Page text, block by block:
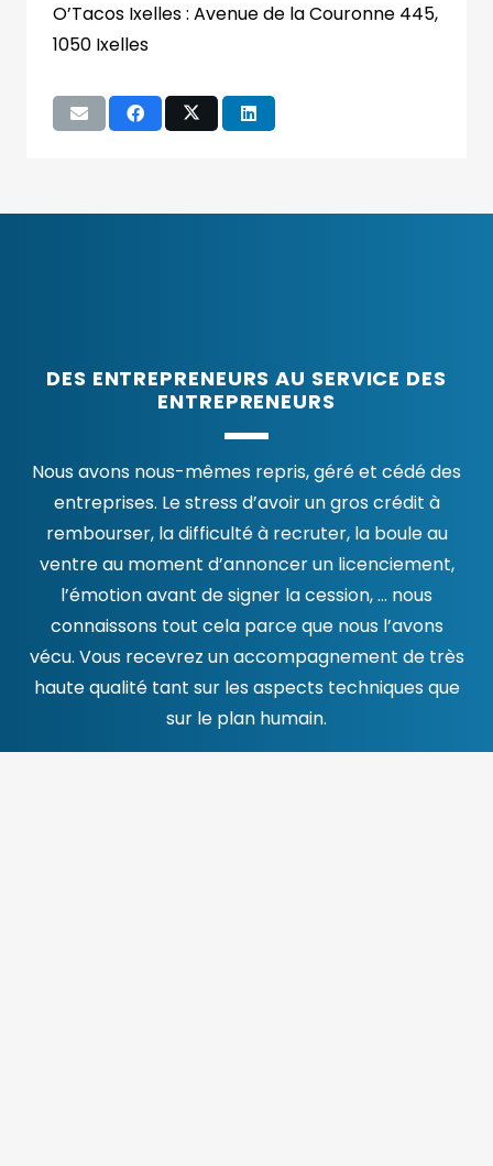
O’Tacos Ixelles : Avenue de la Couronne 445,
1050 Ixelles
DES ENTREPRENEURS AU SERVICE DES
ENTREPRENEURS
Nous avons nous-mêmes repris, géré et cédé des
entreprises. Le stress d’avoir un gros crédit à
rembourser, la difficulté à recruter, la boule au
ventre au moment d’annoncer un licenciement,
l’émotion avant de signer la cession, … nous
connaissons tout cela parce que nous l’avons
vécu. Vous recevrez un accompagnement de très
haute qualité tant sur les aspects techniques que
sur le plan humain.